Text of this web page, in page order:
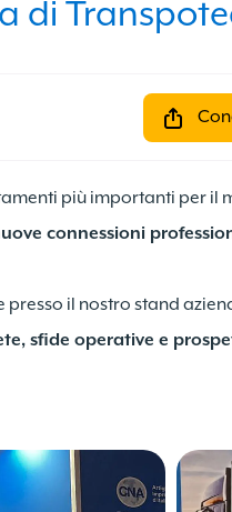
di
più importanti per il
connessioni
il nostro stand
sfide operative e